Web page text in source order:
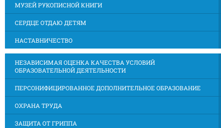
МУЗЕЙ РУКОПИСНОЙ КНИГИ
СЕРДЦЕ ОТДАЮ ДЕТЯМ
НАСТАВНИЧЕСТВО
НЕЗАВИСИМАЯ ОЦЕНКА КАЧЕСТВА УСЛОВИЙ
ОБРАЗОВАТЕЛЬНОЙ ДЕЯТЕЛЬНОСТИ
ПЕРСОНИФИЦИРОВАННОЕ ДОПОЛНИТЕЛЬНОЕ ОБРАЗОВАНИЕ
ОХРАНА ТРУДА
ЗАЩИТА ОТ ГРИППА